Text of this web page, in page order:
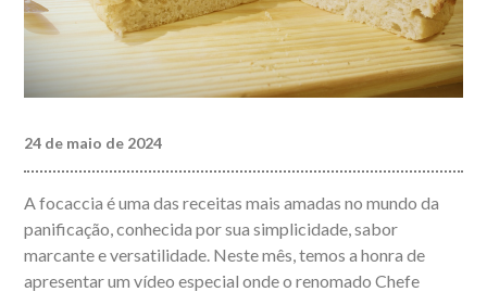
24 de maio de 2024
A focaccia é uma das receitas mais amadas no mundo da
panificação, conhecida por sua simplicidade, sabor
marcante e versatilidade. Neste mês, temos a honra de
apresentar um vídeo especial onde o renomado Chefe